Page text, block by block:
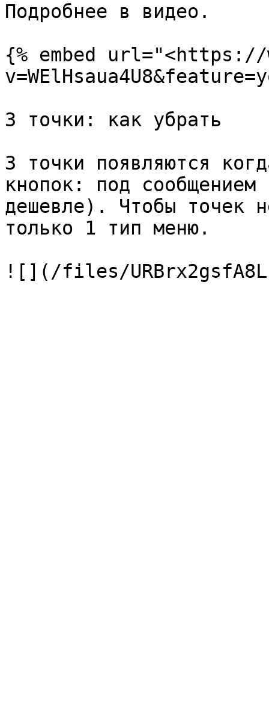
Подробнее в видео.
{% embed url="<https://
3 точки: как убрать
3 точки появляются
кнопок: под
дешевле). Чтобы точек
только 1 тип меню.